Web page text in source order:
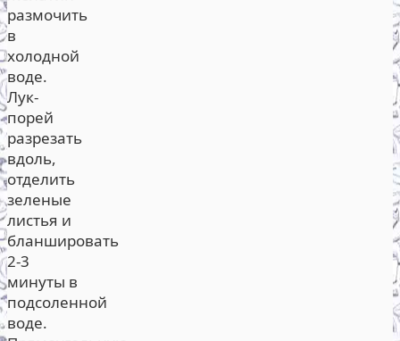
размочить
в
холодной
воде.
Лук-
порей
разрезать
вдоль,
отделить
зеленые
листья и
бланшировать
2-3
минуты в
подсоленной
воде.